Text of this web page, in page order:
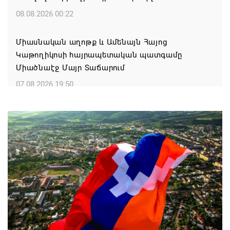
08.08.2026 00:22
Միասնական աղոթք և Ամենայն Հայոց
Կաթողիկոսի հայրապետական պատգամը
Միածնաէջ Մայր Տաճարում
07.08.2026 19:50
Ժամանակակից Բելառուսին պակասում է այն
կառավարման համակարգը, որը կար խորհրդային
ժամանակներում, հայտարարել է Ալեքսանդր
Լուկաշենկոն
07.08.2026 17:16
ՀՀ ԱԱԾ սահմանապահ զորքերի
պատվիրակությունն այցելել է Լիտվայի
Հանրապետություն